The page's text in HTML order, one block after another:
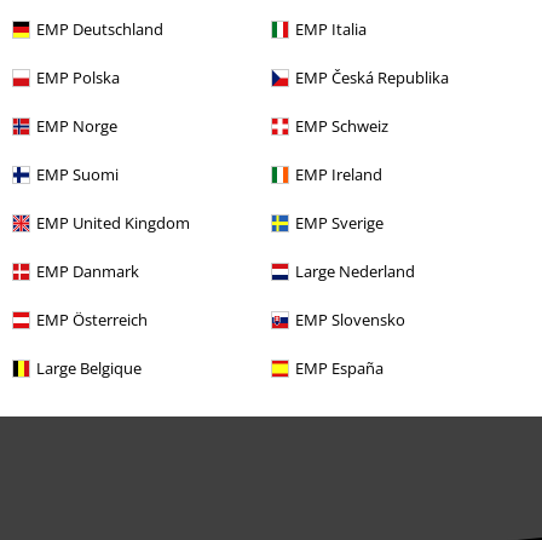
EMP Deutschland EMP Italia
EMP Polska EMP Česká Republika
EMP Norge EMP Schweiz
EMP Suomi EMP Ireland
EMP United Kingdom EMP Sverige
EMP Danmark Large Nederland
EMP Österreich EMP Slovensko
Large Belgique EMP España
Prijsvragen
Large Cadeaubonnen
ISIC Studentenkorting
EMP Backstage Club
Over Large